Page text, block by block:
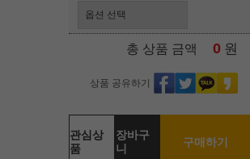
총 상품 금액 0 원
상품 공유하기
관심상
품
장바구
니
구매하기